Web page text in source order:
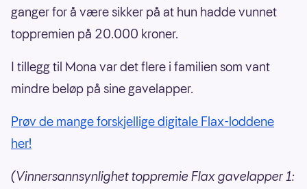
ganger for å være sikker på at hun hadde vunnet
toppremien på 20.000 kroner.
I tillegg til Mona var det flere i familien som vant
mindre beløp på sine gavelapper.
Prøv de mange forskjellige digitale Flax-loddene
her!
(Vinnersannsynlighet toppremie Flax gavelapper 1: